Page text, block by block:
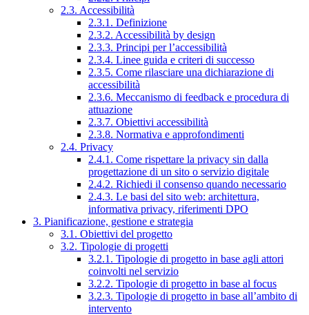
2.3. Accessibilità
2.3.1. Definizione
2.3.2. Accessibilità by design
2.3.3. Principi per l’accessibilità
2.3.4. Linee guida e criteri di successo
2.3.5. Come rilasciare una dichiarazione di
accessibilità
2.3.6. Meccanismo di feedback e procedura di
attuazione
2.3.7. Obiettivi accessibilità
2.3.8. Normativa e approfondimenti
2.4. Privacy
2.4.1. Come rispettare la privacy sin dalla
progettazione di un sito o servizio digitale
2.4.2. Richiedi il consenso quando necessario
2.4.3. Le basi del sito web: architettura,
informativa privacy, riferimenti DPO
3. Pianificazione, gestione e strategia
3.1. Obiettivi del progetto
3.2. Tipologie di progetti
3.2.1. Tipologie di progetto in base agli attori
coinvolti nel servizio
3.2.2. Tipologie di progetto in base al focus
3.2.3. Tipologie di progetto in base all’ambito di
intervento